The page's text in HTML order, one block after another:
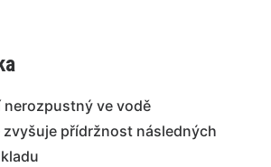
nerozpustný ve vodě
zvyšuje přídržnost následných